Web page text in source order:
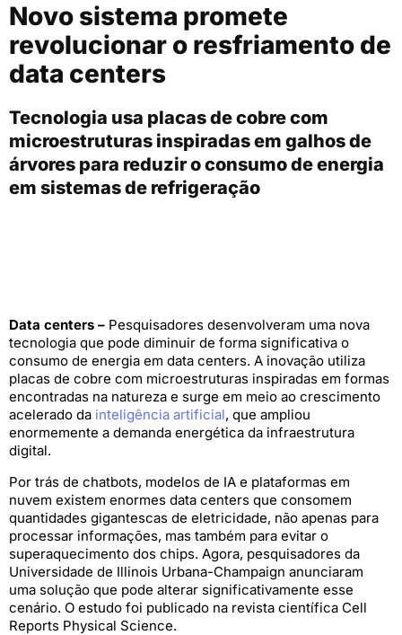
Novo sistema promete
revolucionar o resfriamento de
data centers
Tecnologia usa placas de cobre com
microestruturas inspiradas em galhos de
árvores para reduzir o consumo de energia
em sistemas de refrigeração
Data centers – Pesquisadores desenvolveram uma nova
tecnologia que pode diminuir de forma significativa o
consumo de energia em data centers. A inovação utiliza
placas de cobre com microestruturas inspiradas em formas
encontradas na natureza e surge em meio ao crescimento
acelerado da inteligência artificial, que ampliou
enormemente a demanda energética da infraestrutura
digital.
Por trás de chatbots, modelos de IA e plataformas em
nuvem existem enormes data centers que consomem
quantidades gigantescas de eletricidade, não apenas para
processar informações, mas também para evitar o
superaquecimento dos chips. Agora, pesquisadores da
Universidade de Illinois Urbana-Champaign anunciaram
uma solução que pode alterar significativamente esse
cenário. O estudo foi publicado na revista científica Cell
Reports Physical Science.